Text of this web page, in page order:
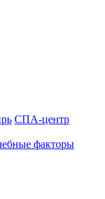
СПА-центр
факторы